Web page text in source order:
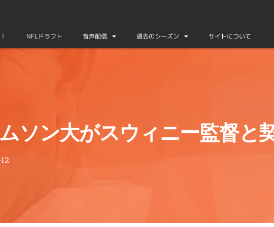
NFLドラフト 音声配信 過去のシーズン サイトについて
ソン大がスウィニー監督と